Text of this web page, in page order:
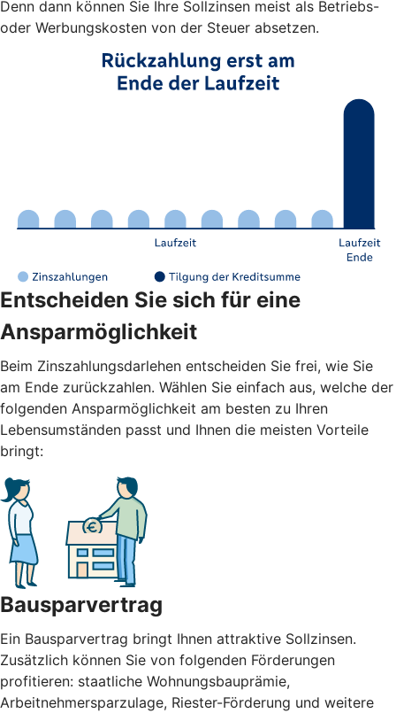
Denn dann können Sie Ihre Sollzinsen meist als Betriebs-
oder Werbungskosten von der Steuer absetzen.
Entscheiden Sie sich für eine
Ansparmöglichkeit
Beim Zinszahlungsdarlehen entscheiden Sie frei, wie Sie
am Ende zurückzahlen. Wählen Sie einfach aus, welche der
folgenden Ansparmöglichkeit am besten zu Ihren
Lebensumständen passt und Ihnen die meisten Vorteile
bringt:
Bausparvertrag
Ein Bausparvertrag bringt Ihnen attraktive Sollzinsen.
Zusätzlich können Sie von folgenden Förderungen
profitieren: staatliche Wohnungsbauprämie,
Arbeitnehmersparzulage, Riester-Förderung und weitere